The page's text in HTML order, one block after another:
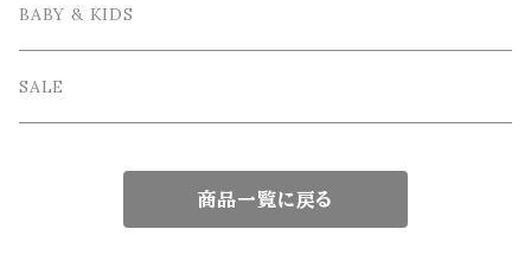
Japanese tableware / 和食器
Apron / エプロン
Other / その他雑貨
Vase / 花瓶
Interior goods / インテリア雑貨
Wrapping / ラッピング
GIFT SET / ギフトセット
BABY & KIDS
SALE
商品一覧に戻る